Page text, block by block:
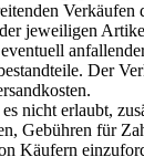
Verkäufen
jeweiligen
Der
nicht erlaubt,
Gebühren für
Käufern